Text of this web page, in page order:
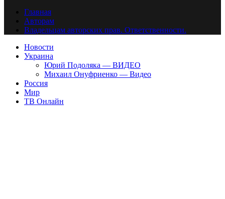
Главная
Авторам
Владельцам авторских прав. Ответственности.
Новости
Украина
Юрий Подоляка — ВИДЕО
Михаил Онуфриенко — Видео
Россия
Мир
ТВ Онлайн